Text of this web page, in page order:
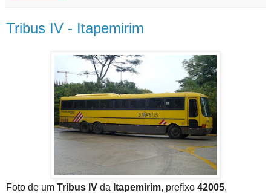
Tribus IV - Itapemirim
Foto de um Tribus IV da Itapemirim, prefixo 42005,